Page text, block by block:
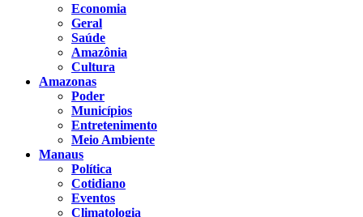
Economia
Geral
Saúde
Amazônia
Cultura
Amazonas
Poder
Municípios
Entretenimento
Meio Ambiente
Manaus
Política
Cotidiano
Eventos
Climatologia